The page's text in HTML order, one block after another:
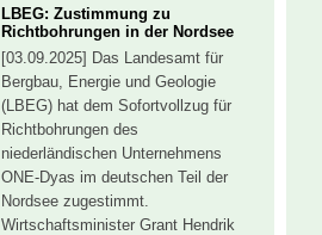
LBEG: Zustimmung zu
Richtbohrungen in der Nordsee
[03.09.2025] Das Landesamt für
Bergbau, Energie und Geologie
(LBEG) hat dem Sofortvollzug für
Richtbohrungen des
niederländischen Unternehmens
ONE-Dyas im deutschen Teil der
Nordsee zugestimmt.
Wirtschaftsminister Grant Hendrik